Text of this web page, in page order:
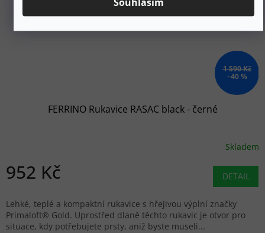
1 590 Kč
–40 %
FERRINO Rukavice RASAC black - černé
Skladem
952 Kč DETAIL
Lehké, teplé a kompaktní rukavice s hřejivou výplní značky
Primaloft® Gold. Uprostřed dlaně těchto rukavic je otvor pro
situace, kdy potřebujete prsty, aniž byste museli...